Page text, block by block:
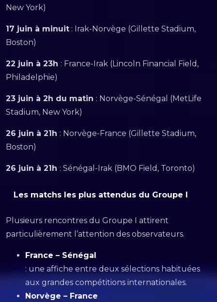
New York)
17 juin à minuit : Irak-Norvège (Gillette Stadium,
Boston)
22 juin à 23h : France-Irak (Lincoln Financial Field,
Philadelphie)
23 juin à 2h du matin : Norvège-Sénégal (MetLife
Stadium, New York)
26 juin à 21h : Norvège-France (Gillette Stadium,
Boston)
26 juin à 21h : Sénégal-Irak (BMO Field, Toronto)
Les matchs les plus attendus du Groupe I
Plusieurs rencontres du Groupe I attirent
particulièrement l’attention des observateurs.
France – Sénégal
: une affiche entre deux sélections habituées
aux grandes compétitions internationales.
Norvège – France